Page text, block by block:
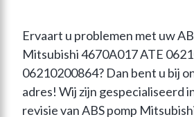
Ervaart u problemen met uw
Mitsubishi 4670A017 ATE
06210200864? Dan bent u bij
adres! Wij zijn gespecialiseerd
revisie van ABS pomp